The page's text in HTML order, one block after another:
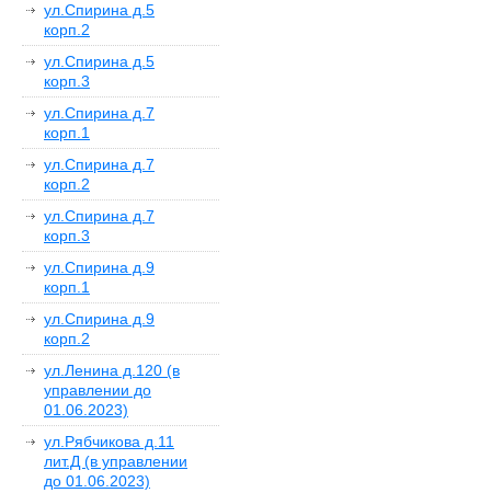
ул.Спирина д.5
корп.2
ул.Спирина д.5
корп.3
ул.Спирина д.7
корп.1
ул.Спирина д.7
корп.2
ул.Спирина д.7
корп.3
ул.Спирина д.9
корп.1
ул.Спирина д.9
корп.2
ул.Ленина д.120 (в
управлении до
01.06.2023)
ул.Рябчикова д.11
лит.Д (в управлении
до 01.06.2023)